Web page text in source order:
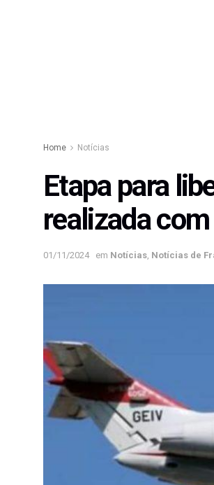
Home Notícias
Etapa para
realizada
01/11/2024 em Notícias, Notícias de